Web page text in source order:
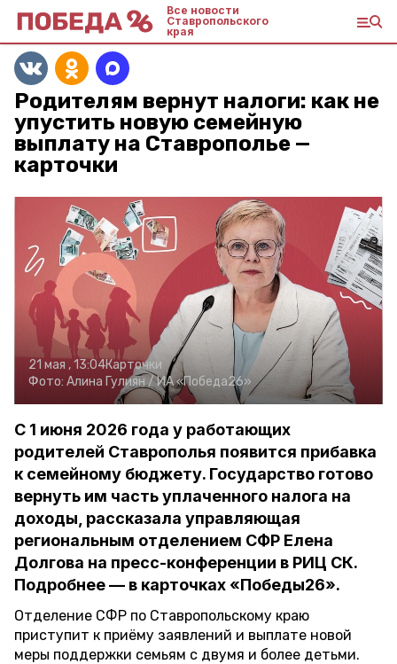
Все новости
Ставропольского
края
Родителям вернут налоги: как не
упустить новую семейную
выплату на Ставрополье —
карточки
21 мая , 13:04Карточки
Фото: Алина Гулиян / ИА «Победа26»
С 1 июня 2026 года у работающих
родителей Ставрополья появится прибавка
к семейному бюджету. Государство готово
вернуть им часть уплаченного налога на
доходы, рассказала управляющая
региональным отделением СФР Елена
Долгова на пресс-конференции в РИЦ СК.
Подробнее — в карточках «Победы26».
Отделение СФР по Ставропольскому краю
приступит к приёму заявлений и выплате новой
меры поддержки семьям с двумя и более детьми.